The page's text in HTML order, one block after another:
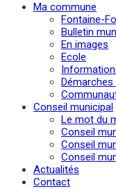
Ma commune
Fontaine-
Bulletin
En images
Ecole
Conseil municipal
Le mot du
Conseil
Conseil
Conseil
Actualités
Contact